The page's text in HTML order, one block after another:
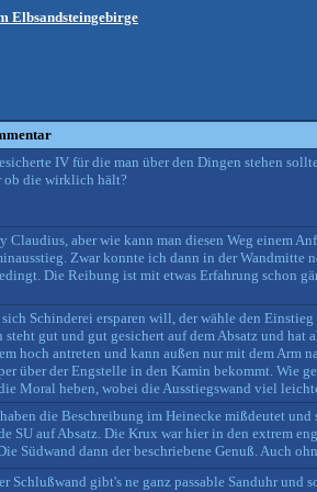
Elbsandsteingebirge
IV für die man über den Dingen stehen
ob die wirklich hält?
Claudius, aber wie kann man diesen Weg einem
Zwar konnte ich dann in der Wandmitte
Die Reibung ist mit etwas Erfahrung schon
sich Schinderei ersparen will, der wähle den
steht gut und gut gesichert auf dem Absatz und hat
hoch antreten und kann außen nur mit dem Arm
über der Engstelle in den Kamin bekommt. Wie
Moral heben, wobei die Ausstiegswand viel
die Beschreibung im Heinecke mißdeutet
SU auf Absatz. Die Krux war hier in den extrem
Südwand dann der beschriebene Genuß. Auch
Schlußwand gibt's ne ganz passable Sanduhr